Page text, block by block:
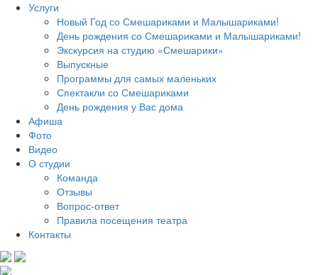
Услуги
Новый Год со Смешариками и Малышариками!
День рождения со Смешариками и Малышариками!
Экскурсия на студию «Смешарики»
Выпускные
Программы для самых маленьких
Спектакли со Смешариками
День рождения у Вас дома
Афиша
Фото
Видео
О студии
Команда
Отзывы
Вопрос-ответ
Правила посещения театра
Контакты